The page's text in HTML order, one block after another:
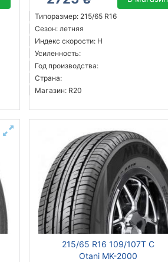
Типоразмер: 215/65 R16
Сезон: летняя
Индекс скорости: H
Усиленность:
Год производства:
Страна:
Магазин: R20
215/65 R16 109/107T C
Otani MK-2000